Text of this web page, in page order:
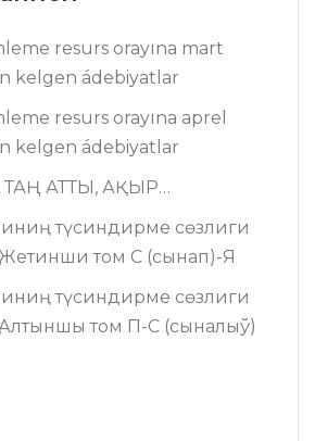
resurs оrayına mart
kelgen ádebiyatlar
resurs оrayına aprel
kelgen ádebiyatlar
АТТЫ, АҚЫР…
түсиндирме сөзлиги
Жетинши том C (сынап)-Я
түсиндирме сөзлиги
том П-C (сыналыў)